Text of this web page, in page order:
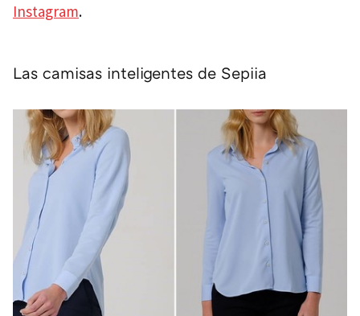
Instagram.
Las camisas inteligentes de Sepiia